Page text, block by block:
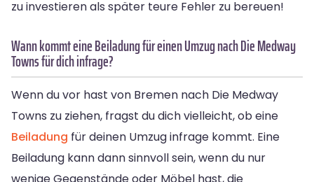
zu investieren als später teure Fehler zu bereuen!
Wann kommt eine Beiladung für einen Umzug nach Die Medway
Towns für dich infrage?
Wenn du vor hast von Bremen nach Die Medway
Towns zu ziehen, fragst du dich vielleicht, ob eine
Beiladung für deinen Umzug infrage kommt. Eine
Beiladung kann dann sinnvoll sein, wenn du nur